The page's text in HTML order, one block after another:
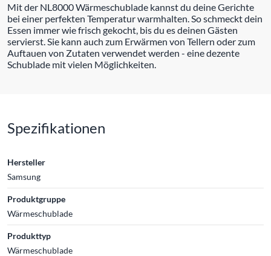
Mit der NL8000 Wärmeschublade kannst du deine Gerichte
bei einer perfekten Temperatur warmhalten. So schmeckt dein
Essen immer wie frisch gekocht, bis du es deinen Gästen
servierst. Sie kann auch zum Erwärmen von Tellern oder zum
Auftauen von Zutaten verwendet werden - eine dezente
Schublade mit vielen Möglichkeiten.
Spezifikationen
Hersteller
Samsung
Produktgruppe
Wärmeschublade
Produkttyp
Wärmeschublade